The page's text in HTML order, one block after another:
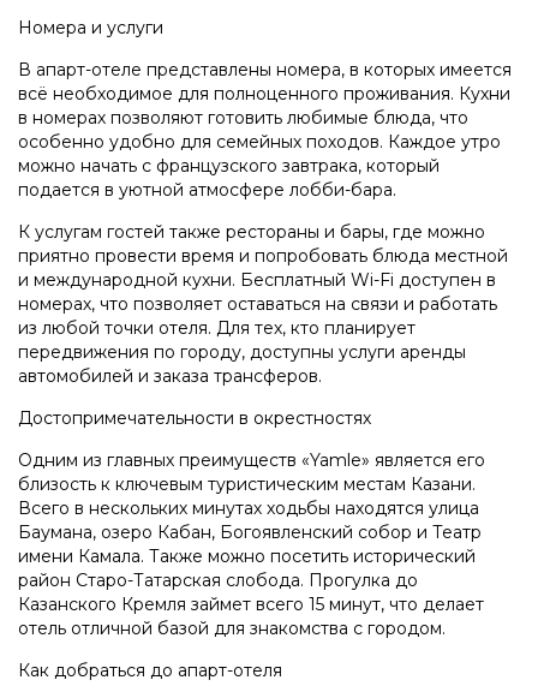
Номера и услуги
В апарт-отеле представлены номера, в которых имеется
всё необходимое для полноценного проживания. Кухни
в номерах позволяют готовить любимые блюда, что
особенно удобно для семейных походов. Каждое утро
можно начать с французского завтрака, который
подается в уютной атмосфере лобби-бара.
К услугам гостей также рестораны и бары, где можно
приятно провести время и попробовать блюда местной
и международной кухни. Бесплатный Wi-Fi доступен в
номерах, что позволяет оставаться на связи и работать
из любой точки отеля. Для тех, кто планирует
передвижения по городу, доступны услуги аренды
автомобилей и заказа трансферов.
Достопримечательности в окрестностях
Одним из главных преимуществ «Yamle» является его
близость к ключевым туристическим местам Казани.
Всего в нескольких минутах ходьбы находятся улица
Баумана, озеро Кабан, Богоявленский собор и Театр
имени Камала. Также можно посетить исторический
район Старо-Татарская слобода. Прогулка до
Казанского Кремля займет всего 15 минут, что делает
отель отличной базой для знакомства с городом.
Как добраться до апарт-отеля